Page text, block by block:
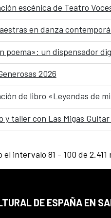
escénica de Teatro
en danza
poema»: un dispensador
2026
de libro «Leyendas de
y taller con Las Migas Guitar
el intervalo 81 - 100 de 2.411
DE ESPAÑA EN